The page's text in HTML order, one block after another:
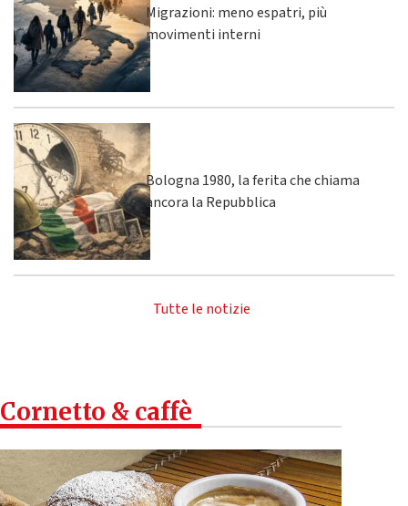
Migrazioni: meno espatri, più
movimenti interni
Bologna 1980, la ferita che chiama
ancora la Repubblica
Tutte le notizie
Cornetto & caffè